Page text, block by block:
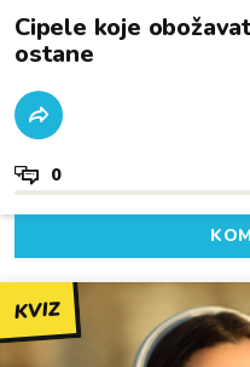
Cipele koje
ostane
0
KVIZ